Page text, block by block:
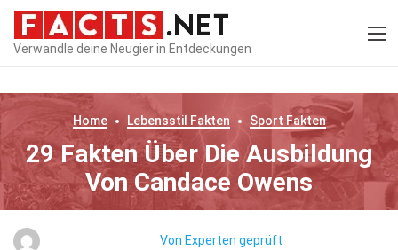
Verwandle deine Neugier in Entdeckungen
Home Lebensstil Fakten Sport Fakten
29 Fakten Über Die Ausbildung
Von Candace Owens
Von Experten geprüft